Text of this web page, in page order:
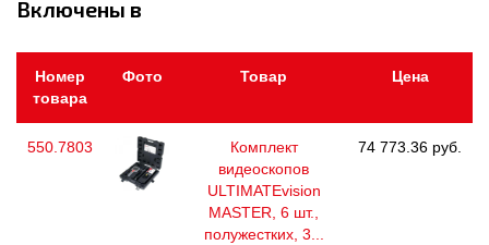
Включены в
Номер
товара
Фото Товар Цена
550.7803
Комплект
видеоскопов
ULTIMATEvision
MASTER, 6 шт.,
полужестких, 3...
74 773.36 руб.